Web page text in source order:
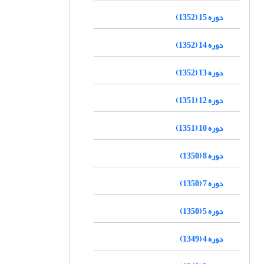
دوره 15 (1352)
دوره 14 (1352)
دوره 13 (1352)
دوره 12 (1351)
دوره 10 (1351)
دوره 8 (1350)
دوره 7 (1350)
دوره 5 (1350)
دوره 4 (1349)